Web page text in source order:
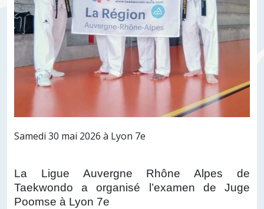
Samedi 30 mai 2026 à Lyon 7e
La Ligue Auvergne Rhône Alpes de
Taekwondo a organisé l’examen de Juge
Poomse à Lyon 7e